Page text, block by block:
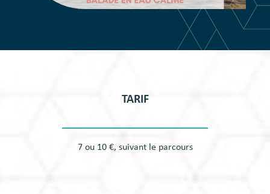
TARIF
7 ou 10 €, suivant le parcours